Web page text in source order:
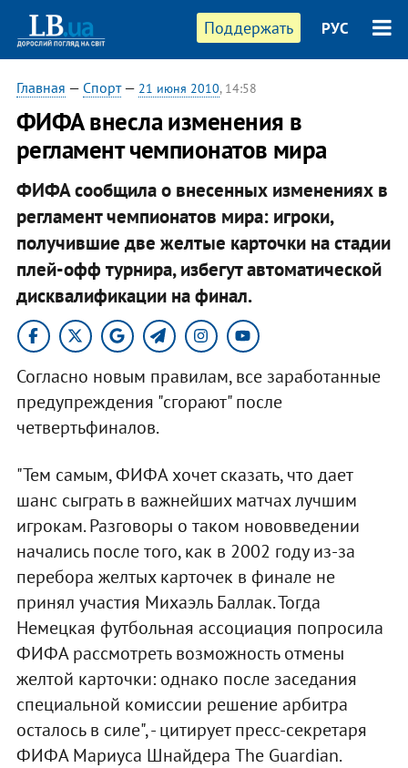
Поддержать РУС
Главная — Спорт— 21 июня 2010, 14:58
ФИФА внесла изменения в
регламент чемпионатов мира
ФИФА сообщила о внесенных изменениях в
регламент чемпионатов мира: игроки,
получившие две желтые карточки на стадии
плей-офф турнира, избегут автоматической
дисквалификации на финал.
Согласно новым правилам, все заработанные
предупреждения "сгорают" после
четвертьфиналов.
"Тем самым, ФИФА хочет сказать, что дает
шанс сыграть в важнейших матчах лучшим
игрокам. Разговоры о таком нововведении
начались после того, как в 2002 году из-за
перебора желтых карточек в финале не
принял участия Михаэль Баллак. Тогда
Немецкая футбольная ассоциация попросила
ФИФА рассмотреть возможность отмены
желтой карточки: однако после заседания
специальной комиссии решение арбитра
осталось в силе", - цитирует пресс-секретаря
ФИФА Мариуса Шнайдера The Guardian.